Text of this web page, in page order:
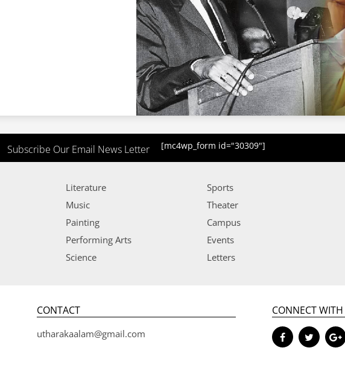
Subscribe Our Email News Letter [mc4wp_form id="30309"]
Literature
Music
Painting
Performing Arts
Science
Sports
Theater
Campus
Events
Letters
CONTACT
utharakaalam@gmail.com
CONNECT